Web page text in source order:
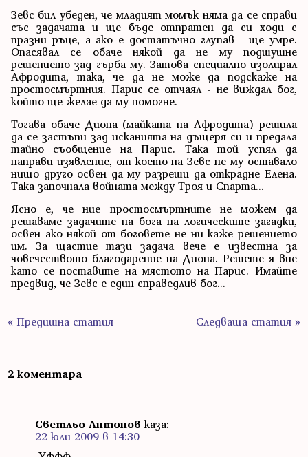
Зевс бил убеден, че младият момък няма да се справи
със задачата и ще бъде отпратен да си ходи с
празни ръце, а ако е достатъчно глупав - ще умре.
Опасявал се обаче някой да не му подшушне
решението зад гърба му. Затова специално изолирал
Афродита, така, че да не може да подскаже на
простосмъртния. Парис се отчаял - не виждал бог,
който ще желае да му помогне.
Тогава обаче Диона (майката на Афродита) решила
да се застъпи зад исканията на дъщеря си и предала
тайно съобщение на Парис. Така той успял да
направи изявление, от което на Зевс не му оставало
нищо друго освен да му разреши да открадне Елена.
Така започнала войната между Троя и Спарта...
Ясно е, че ние простосмъртните не можем да
решаваме задачите на бога на логическите загадки,
освен ако някой от боговете не ни каже решението
им. За щастие тази задача вече е известна за
човечеството благодарение на Диона. Решете я вие
като се поставите на мястото на Парис. Имайте
предвид, че Зевс е един справедлив бог...
« Предишна статия Следваща статия »
2 коментара
Светльо Антонов каза:
22 юли 2009 в 14:30